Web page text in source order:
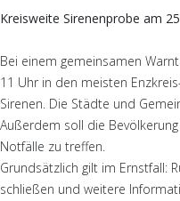
Kreisweite Sirenenprobe am
Bei einem gemeinsamen
11 Uhr in den meisten
Sirenen. Die Städte und
Außerdem soll die
Notfälle zu treffen.
Grundsätzlich gilt im Ernstfall:
schließen und weitere